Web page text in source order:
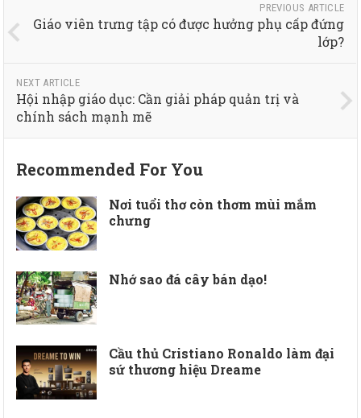
PREVIOUS ARTICLE
Giáo viên trưng tập có được hưởng phụ cấp đứng
lớp?
NEXT ARTICLE
Hội nhập giáo dục: Cần giải pháp quản trị và
chính sách mạnh mẽ
Recommended For You
Nơi tuổi thơ còn thơm mùi mắm
chưng
Nhớ sao đá cây bán dạo!
Cầu thủ Cristiano Ronaldo làm đại
sứ thương hiệu Dreame